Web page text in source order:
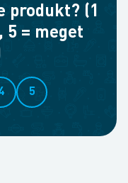
produkt? (1
= meget
5